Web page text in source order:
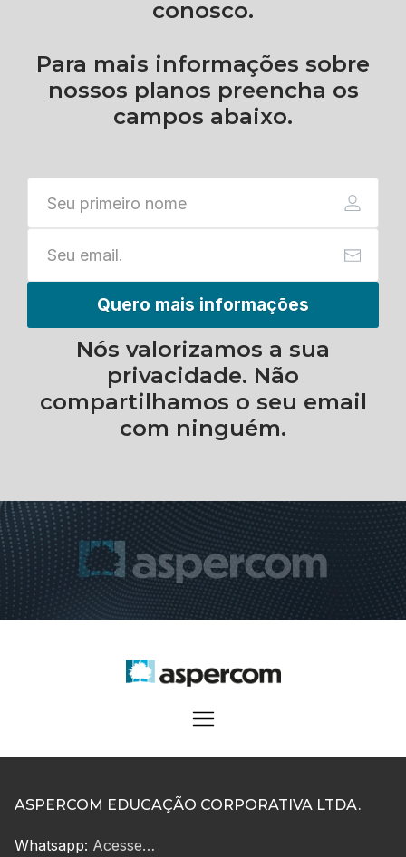
conosco.
Para mais informações sobre
nossos planos preencha os
campos abaixo.
Quero mais informações
Nós valorizamos a sua
privacidade. Não
compartilhamos o seu email
com ninguém.
ASPERCOM EDUCAÇÃO CORPORATIVA LTDA.
Whatsapp: Acesse…